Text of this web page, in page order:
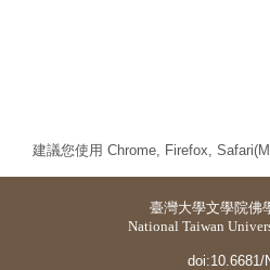
建議您使用 Chrome, Firefox,
臺灣大學文學院佛
National Taiwan
doi:10.6681/